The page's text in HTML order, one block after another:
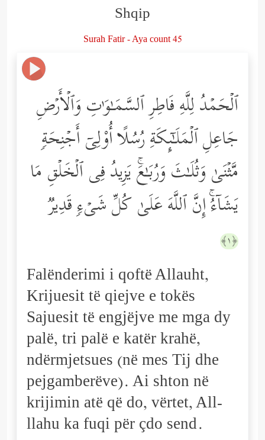
Shqip
Surah Fatir - Aya count 45
ٱلۡحَمۡدُ لِلَّهِ فَاطِرِ ٱلسَّمَـٰوَ ٰ⁠تِ وَٱلۡأَرۡضِ
جَاعِلِ ٱلۡمَلَـٰۤىِٕكَةِ رُسُلًا أُوْلِیۤ أَجۡنِحَةࣲ
مَّثۡنَىٰ وَثُلَـٰثَ وَرُبَـٰعَۚ یَزِیدُ فِی ٱلۡخَلۡقِ مَا
یَشَاۤءُۚ إِنَّ ٱللَّهَ عَلَىٰ كُلِّ شَیۡءࣲ قَدِیرࣱ
﴿١﴾
Falënderimi i qoftë Allauht,
Krijuesit të qiejve e tokës
Sajuesit të engjëjve me mga dy
palë, tri palë e katër krahë,
ndërmjetsues (në mes Tij dhe
pejgamberëve). Ai shton në
krijimin atë që do, vërtet, All-
llahu ka fuqi për çdo send.